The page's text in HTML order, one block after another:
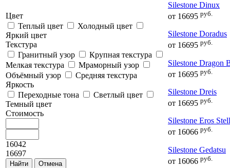
Цвет
Теплый цвет
Холодный цвет
Яркий цвет
Текстура
Гранитный узор
Крупная текстура
Мелкая текстура
Мраморный узор
Объёмный узор
Средняя текстура
Яркость
Переходные тона
Светлый цвет
Темный цвет
Стоимость
16042
16697
Silestone Dinux
от 16695 руб.
Silestone Doradus
от 16695 руб.
Silestone Dragon
от 16695 руб.
Silestone Dreis
от 16695 руб.
Silestone Eros
от 16066 руб.
Silestone Gedatsu
от 16066 руб.